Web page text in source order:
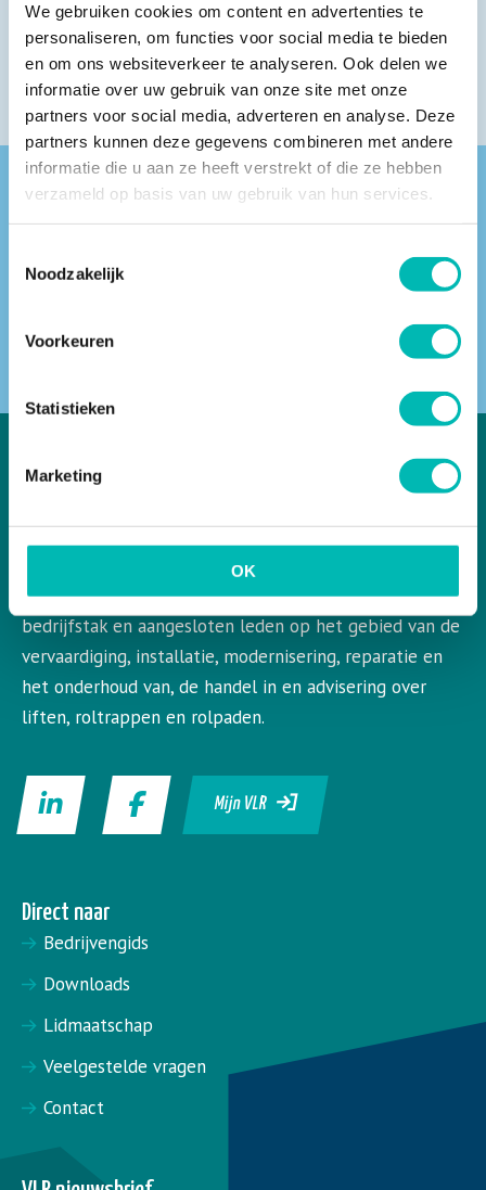
We gebruiken cookies om content en advertenties te
personaliseren, om functies voor social media te bieden
en om ons websiteverkeer te analyseren. Ook delen we
informatie over uw gebruik van onze site met onze
partners voor social media, adverteren en analyse. Deze
partners kunnen deze gegevens combineren met andere
informatie die u aan ze heeft verstrekt of die ze hebben
verzameld op basis van uw gebruik van hun services.
Noodzakelijk
Voorkeuren
Statistieken
Marketing
OK
Vind een VLR-vakbedrijf bij jou in de buurt
VLR in het kort
VLR is de Nederlandse vereniging voor liften en
roltrappen. VLR behartigt de belangen van de gehele
bedrijfstak en aangesloten leden op het gebied van de
vervaardiging, installatie, modernisering, reparatie en
het onderhoud van, de handel in en advisering over
liften, roltrappen en rolpaden.
Mijn VLR
Direct naar
Bedrijvengids
Downloads
Lidmaatschap
Veelgestelde vragen
Contact